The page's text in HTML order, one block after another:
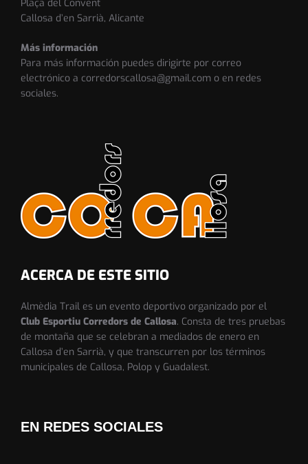
Plaça del Convent
Callosa d’en Sarrià, Alicante
Más información
Para más información puedes dirigirte por correo
electrónico a corredorscallosa@gmail.com o en redes
sociales.
ACERCA DE ESTE SITIO
Almèdia Trail es un evento deportivo organizado por el
Club Esportiu Corredors de Callosa. Consta de tres pruebas
de montaña que se celebran a mediados de enero en
Callosa d’en Sarrià, y que transcurren por los términos
municipales de Callosa, Polop y Guadalest.
EN REDES SOCIALES